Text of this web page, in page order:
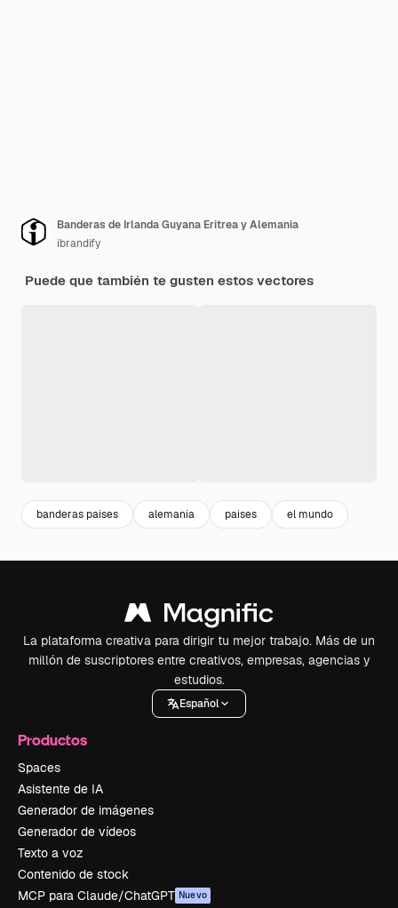
Banderas de Irlanda Guyana Eritrea y Alemania
ibrandify
Puede que también te gusten estos vectores
banderas paises alemania paises el mundo
La plataforma creativa para dirigir tu mejor trabajo. Más de un
millón de suscriptores entre creativos, empresas, agencias y
estudios.
Español
Productos
Spaces
Asistente de IA
Generador de imágenes
Generador de vídeos
Texto a voz
Contenido de stock
MCP para Claude/ChatGPT Nuevo